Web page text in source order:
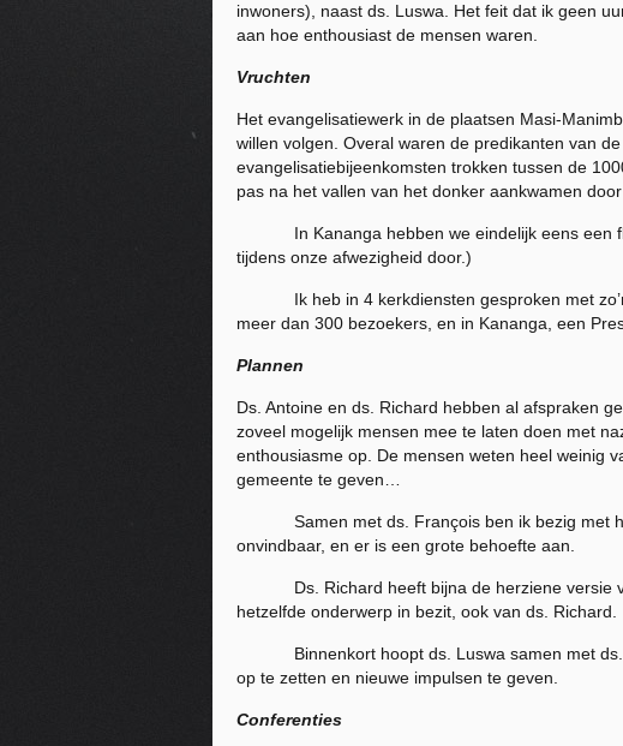
inwoners), naast ds. Luswa. Het feit dat ik geen
aan hoe enthousiast de mensen waren.
Vruchten
Het evangelisatiewerk in de plaatsen Masi-
willen volgen. Overal waren de predikanten van
evangelisatiebijeenkomsten trokken tussen de
pas na het vallen van het donker aankwamen door
In Kananga hebben we eindelijk eens een
tijdens onze afwezigheid door.)
Ik heb in 4 kerkdiensten gesproken met zo’n
meer dan 300 bezoekers, en in Kananga, een
Plannen
Ds. Antoine en ds. Richard hebben al afspraken
zoveel mogelijk mensen mee te laten doen met
enthousiasme op. De mensen weten heel weinig
gemeente te geven…
Samen met ds. François ben ik bezig met het
onvindbaar, en er is een grote behoefte aan.
Ds. Richard heeft bijna de herziene versie
hetzelfde onderwerp in bezit, ook van ds. Richard.
Binnenkort hoopt ds. Luswa samen met ds.
op te zetten en nieuwe impulsen te geven.
Conferenties